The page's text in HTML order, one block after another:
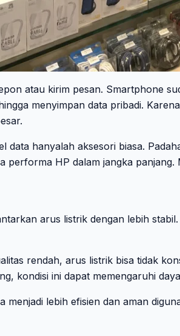
atau kirim pesan. Smartphone
menyimpan data pribadi.
data hanyalah aksesori biasa.
performa HP dalam jangka
arus listrik dengan lebih
rendah, arus listrik bisa tidak
kondisi ini dapat memengaruhi
lebih efisien dan aman